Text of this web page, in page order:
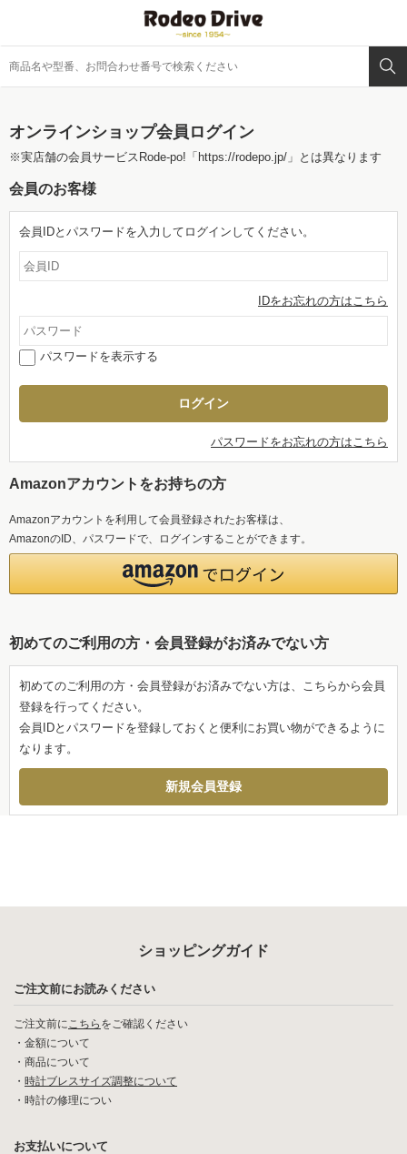
オンラインショップ会員ログイン
※実店舗の会員サービスRode-po! 「https://rodepo.jp/」 とは異なります
会員のお客様
会員IDとパスワードを入力してログインしてください。
IDをお忘れの方はこちら
パスワードを表示する
パスワードをお忘れの方はこちら
Amazonアカウントをお持ちの方
Amazonアカウントを利用して会員登録されたお客様は、
AmazonのID、パスワードで、ログインすることができます。
初めてのご利用の方・会員登録がお済みでない方
初めてのご利用の方・会員登録がお済みでない方は、こちらから会員
登録を行ってください。
会員IDとパスワードを登録しておくと便利にお買い物ができるように
なります。
ショッピングガイド
ご注文前にお読みください
ご注文前にこちら をご確認ください
・ 金額について
・ 商品について
・ 時計ブレスサイズ調整について
・ 時計の修理につい
お支払いについて